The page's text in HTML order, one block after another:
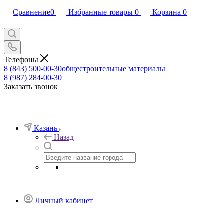
Сравнение0 Избранные товары 0 Корзина 0
Телефоны
8 (843) 500-00-30общестроительные материалы
8 (987) 284-00-30
Заказать звонок
Казань
Назад
Личный кабинет